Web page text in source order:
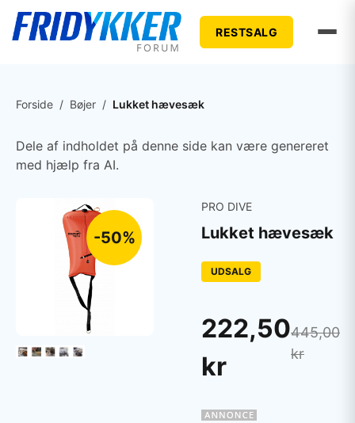
RESTSALG
Forside / Bøjer / Lukket hævesæk
Dele af indholdet på denne side kan være genereret
med hjælp fra AI.
-50%
PRO DIVE
Lukket hævesæk
UDSALG
222,50
kr
445,00
kr